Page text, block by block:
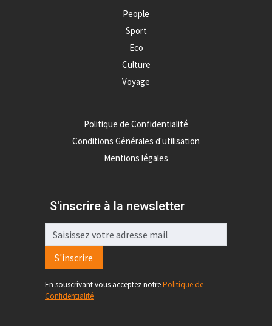
People
Sport
Eco
Culture
Voyage
Politique de Confidentialité
Conditions Générales d'utilisation
Mentions légales
S'inscrire à la newsletter
S'inscrire
En souscrivant vous acceptez notrePolitique de
Confidentialité